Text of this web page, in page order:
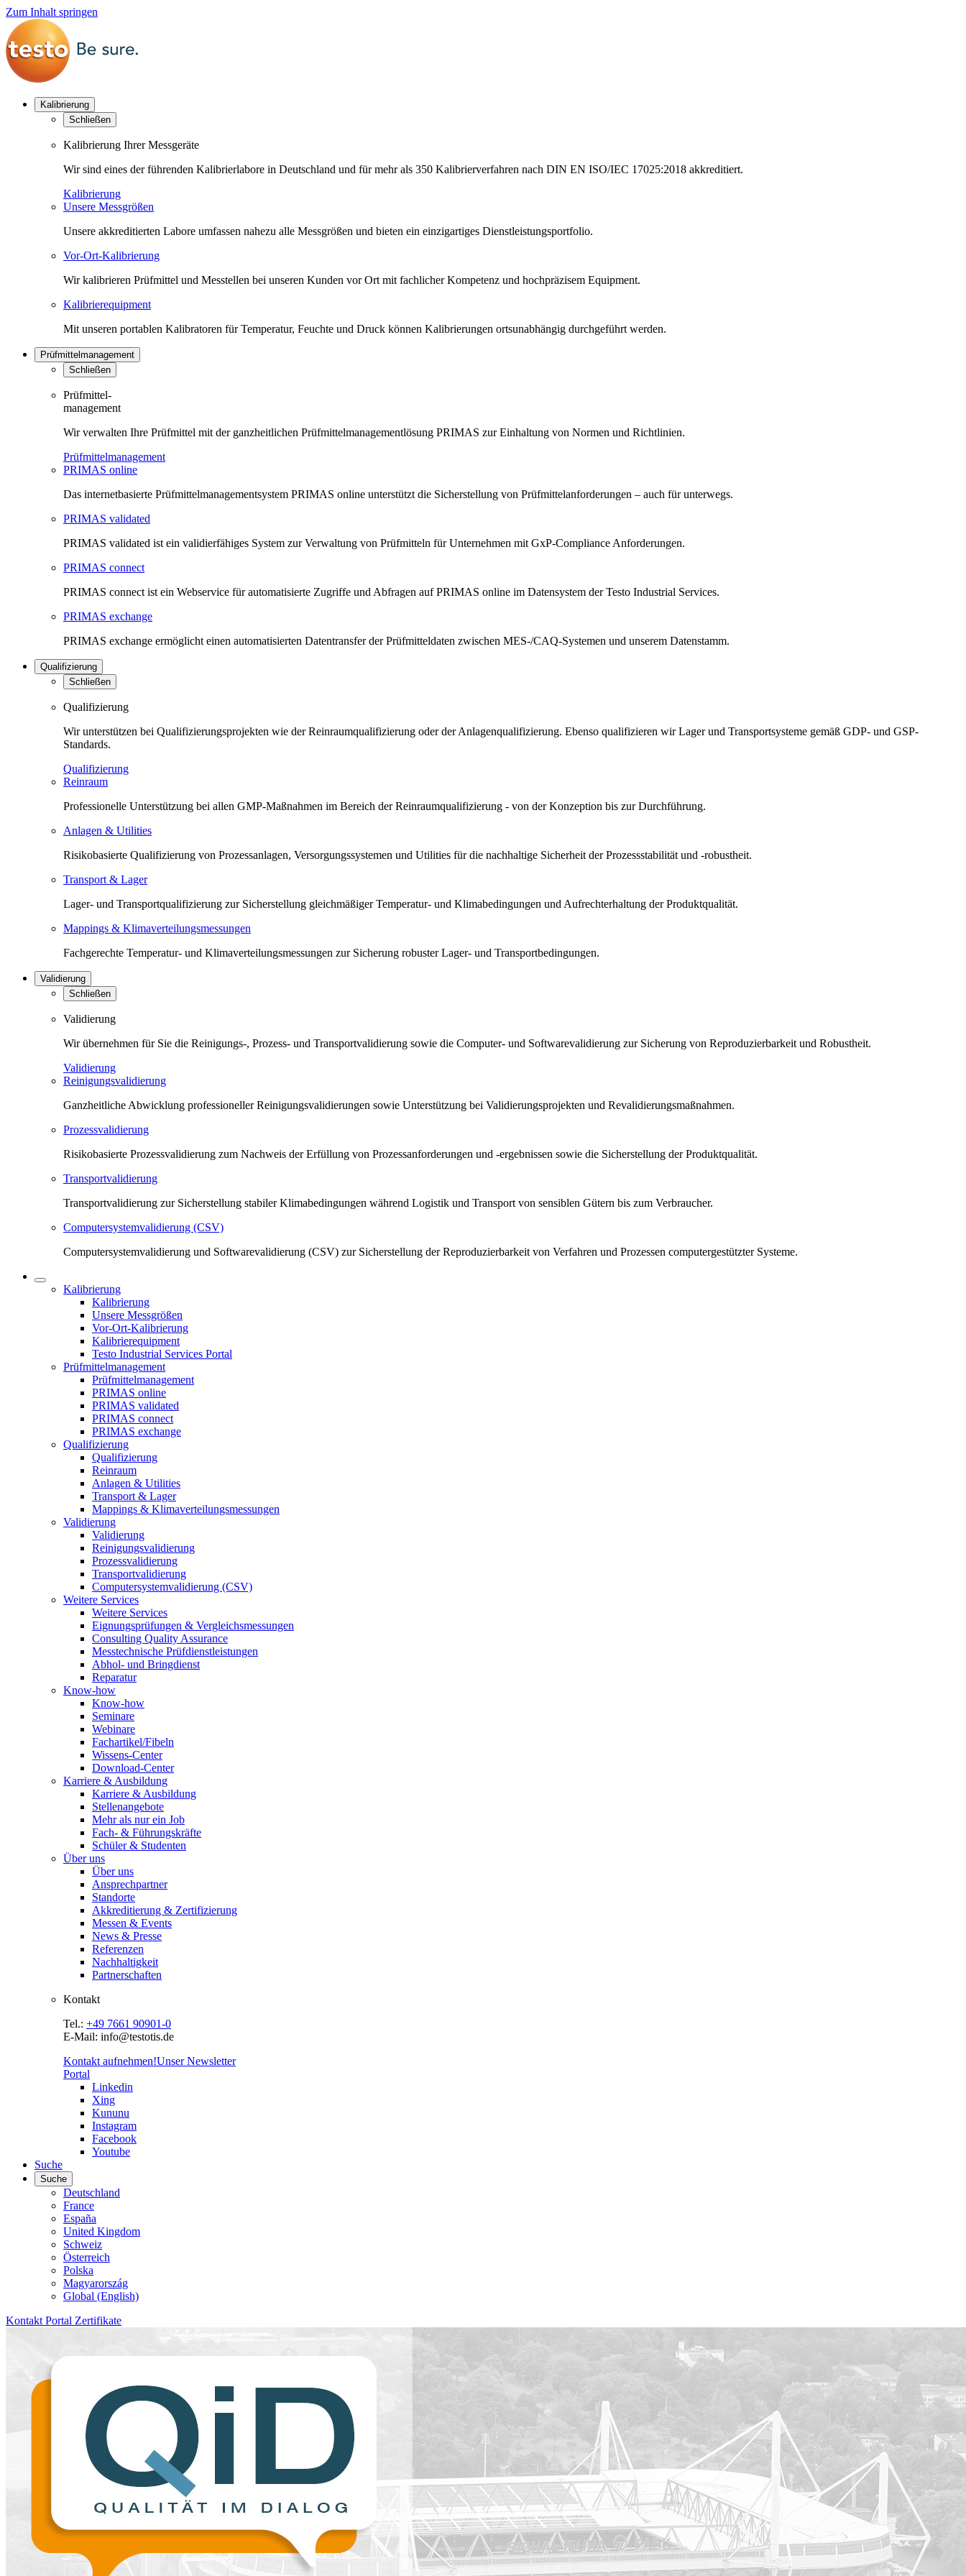
Zum Inhalt springen
Kalibrierung
Schließen
Kalibrierung Ihrer Messgeräte
Wir sind eines der führenden Kalibrierlabore in Deutschland und für mehr als 350 Kalibrierverfahren nach DIN EN ISO/IEC 17025:2018 akkreditiert.
Kalibrierung
Unsere Messgrößen
Unsere akkreditierten Labore umfassen nahezu alle Messgrößen und bieten ein einzigartiges Dienstleistungsportfolio.
Vor-Ort-Kalibrierung
Wir kalibrieren Prüfmittel und Messtellen bei unseren Kunden vor Ort mit fachlicher Kompetenz und hochpräzisem Equipment.
Kalibrierequipment
Mit unseren portablen Kalibratoren für Temperatur, Feuchte und Druck können Kalibrierungen ortsunabhängig durchgeführt werden.
Prüfmittelmanagement
Schließen
Prüfmittel-
management
Wir verwalten Ihre Prüfmittel mit der ganzheitlichen Prüfmittelmanagementlösung PRIMAS zur Einhaltung von Normen und Richtlinien.
Prüfmittelmanagement
PRIMAS online
Das internetbasierte Prüfmittelmanagementsystem PRIMAS online unterstützt die Sicherstellung von Prüfmittelanforderungen – auch für unterwegs.
PRIMAS validated
PRIMAS validated ist ein validierfähiges System zur Verwaltung von Prüfmitteln für Unternehmen mit GxP-Compliance Anforderungen.
PRIMAS connect
PRIMAS connect ist ein Webservice für automatisierte Zugriffe und Abfragen auf PRIMAS online im Datensystem der Testo Industrial Services.
PRIMAS exchange
PRIMAS exchange ermöglicht einen automatisierten Datentransfer der Prüfmitteldaten zwischen MES-/CAQ-Systemen und unserem Datenstamm.
Qualifizierung
Schließen
Qualifizierung
Wir unterstützen bei Qualifizierungsprojekten wie der Reinraumqualifizierung oder der Anlagenqualifizierung. Ebenso qualifizieren wir Lager und Transportsysteme gemäß GDP- und GSP-
Standards.
Qualifizierung
Reinraum
Professionelle Unterstützung bei allen GMP-Maßnahmen im Bereich der Reinraumqualifizierung - von der Konzeption bis zur Durchführung.
Anlagen & Utilities
Risikobasierte Qualifizierung von Prozessanlagen, Versorgungssystemen und Utilities für die nachhaltige Sicherheit der Prozessstabilität und -robustheit.
Transport & Lager
Lager- und Transportqualifizierung zur Sicherstellung gleichmäßiger Temperatur- und Klimabedingungen und Aufrechterhaltung der Produktqualität.
Mappings & Klimaverteilungsmessungen
Fachgerechte Temperatur- und Klimaverteilungsmessungen zur Sicherung robuster Lager- und Transportbedingungen.
Validierung
Schließen
Validierung
Wir übernehmen für Sie die Reinigungs-, Prozess- und Transportvalidierung sowie die Computer- und Softwarevalidierung zur Sicherung von Reproduzierbarkeit und Robustheit.
Validierung
Reinigungsvalidierung
Ganzheitliche Abwicklung professioneller Reinigungsvalidierungen sowie Unterstützung bei Validierungsprojekten und Revalidierungsmaßnahmen.
Prozessvalidierung
Risikobasierte Prozessvalidierung zum Nachweis der Erfüllung von Prozessanforderungen und -ergebnissen sowie die Sicherstellung der Produktqualität.
Transportvalidierung
Transportvalidierung zur Sicherstellung stabiler Klimabedingungen während Logistik und Transport von sensiblen Gütern bis zum Verbraucher.
Computersystemvalidierung (CSV)
Computersystemvalidierung und Softwarevalidierung (CSV) zur Sicherstellung der Reproduzierbarkeit von Verfahren und Prozessen computergestützter Systeme.
Kalibrierung
Kalibrierung
Unsere Messgrößen
Vor-Ort-Kalibrierung
Kalibrierequipment
Testo Industrial Services Portal
Prüfmittelmanagement
Prüfmittelmanagement
PRIMAS online
PRIMAS validated
PRIMAS connect
PRIMAS exchange
Qualifizierung
Qualifizierung
Reinraum
Anlagen & Utilities
Transport & Lager
Mappings & Klimaverteilungsmessungen
Validierung
Validierung
Reinigungsvalidierung
Prozessvalidierung
Transportvalidierung
Computersystemvalidierung (CSV)
Weitere Services
Weitere Services
Eignungsprüfungen & Vergleichsmessungen
Consulting Quality Assurance
Messtechnische Prüfdienstleistungen
Abhol- und Bringdienst
Reparatur
Know-how
Know-how
Seminare
Webinare
Fachartikel/Fibeln
Wissens-Center
Download-Center
Karriere & Ausbildung
Karriere & Ausbildung
Stellenangebote
Mehr als nur ein Job
Fach- & Führungskräfte
Schüler & Studenten
Über uns
Über uns
Ansprechpartner
Standorte
Akkreditierung & Zertifizierung
Messen & Events
News & Presse
Referenzen
Nachhaltigkeit
Partnerschaften
Kontakt
Tel.: +49 7661 90901-0
E-Mail: info@testotis.de
Kontakt aufnehmen!Unser Newsletter
Portal
Linkedin
Xing
Kununu
Instagram
Facebook
Youtube
Suche
Suche
Deutschland
France
España
United Kingdom
Schweiz
Österreich
Polska
Magyarország
Global (English)
Kontakt Portal Zertifikate